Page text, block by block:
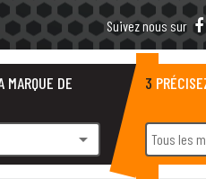
Suivez nous sur
MARQUE DE
arrow_drop_down
3
Tous les